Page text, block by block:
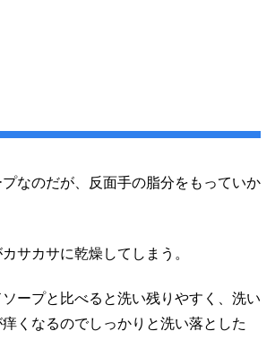
なのだが、反面手の脂分をもっていか
サカサに乾燥してしまう。
ープと比べると洗い残りやすく、洗い
くなるのでしっかりと洗い落とした